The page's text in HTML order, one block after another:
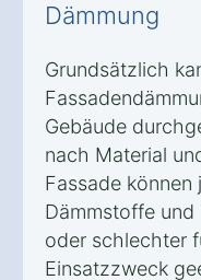
Dämmung
Grundsätzlich
Gebäude
nach Material
Fassade
Dämmstoffe und
oder schlechter
Einsatzzweck